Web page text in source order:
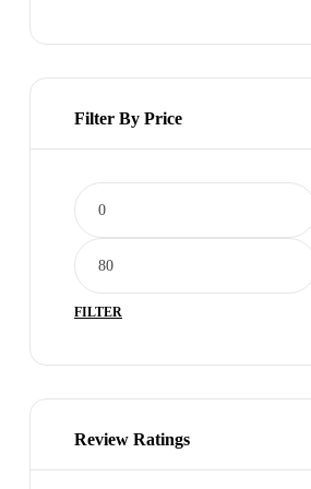
Filter By Price
FILTER
Review Ratings